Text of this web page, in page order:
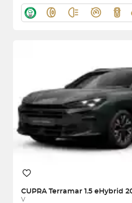
CUPRA Terramar 1.5 eHybrid
V